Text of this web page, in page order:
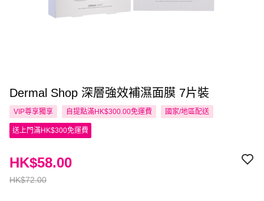
Dermal Shop 深層強效補濕面膜 7片裝
VIP尊享獨享 自提點滿HK$300.00免運費 國家/地區配送
送上門滿HK$300免運費
HK$72.00
HK$58.00